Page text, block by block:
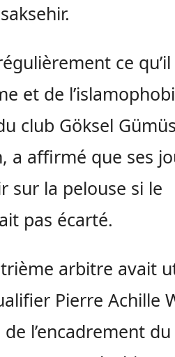
ce
et de
club Göksel
a affirmé que ses
sur la pelouse si le
pas écarté.
arbitre avait
Pierre Achille
l’encadrement du